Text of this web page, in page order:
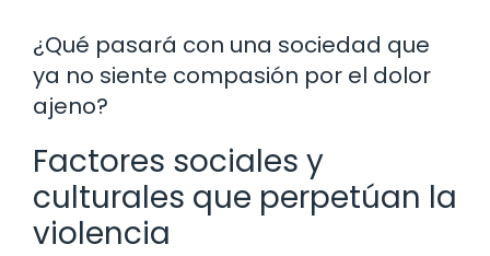
¿Qué pasará con una sociedad que
ya no siente compasión por el dolor
ajeno?
Factores sociales y
culturales que perpetúan la
violencia